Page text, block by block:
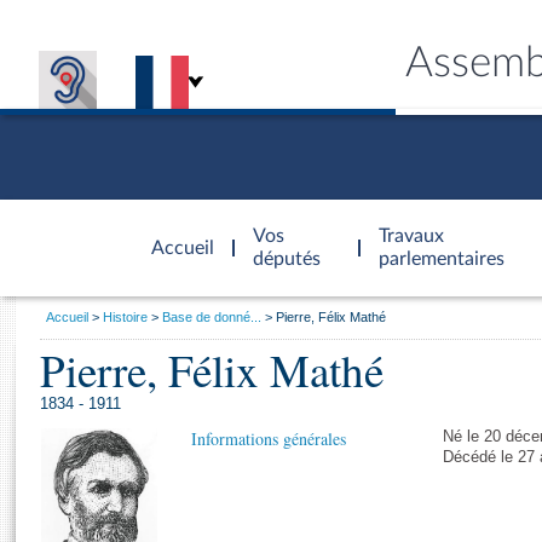
Accueil
d'accueil
Vos
députés
Travaux
parlementaires
Général
Vous
Accueil Histoire Base de donné... Pierre, Félix Mathé
Pierre, Félix Mathé
1834 - 1911
Informations générales
Né le 20
Décédé le 27